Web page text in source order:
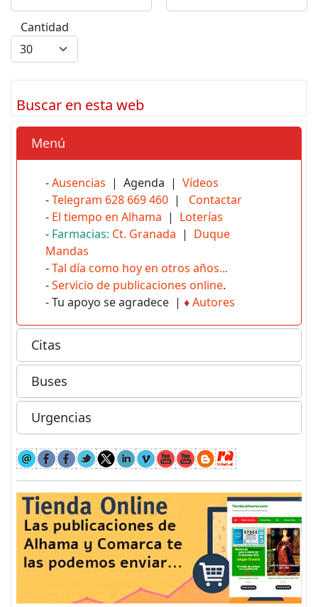
Cantidad
Buscar en esta web
Menú
-Ausencias | Agenda | Vídeos
-Telegram 628 669 460 | Contactar
- El tiempo en Alhama | Loterías
- Farmacias: Ct. Granada | Duque
Mandas
-Tal día como hoy en otros años...
-Servicio de publicaciones online.
- Tu apoyo se agradece | ♦Autores
Citas
Buses
Urgencias